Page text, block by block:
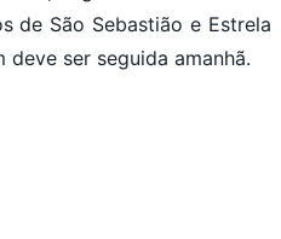
de São Sebastião e Estrela
ser seguida amanhã.